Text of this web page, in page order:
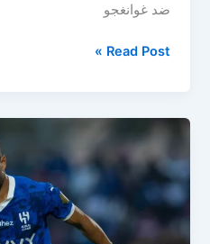
ضد غوانغجو
ملخص
التاريخي
ضد
غوانغجو
اليوم
7-
0
Read Post »